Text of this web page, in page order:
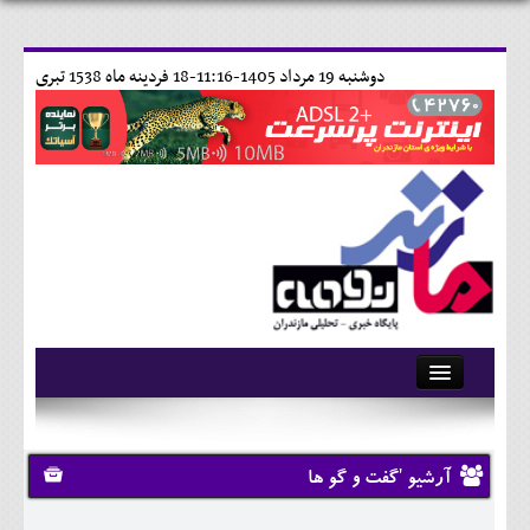
18 فردينه ماه 1538 تبری دوشنبه 19 مرداد 1405-11:16-
آرشیو
تماس با ما
وبلاگ
آرشیو 'گفت و گو ها